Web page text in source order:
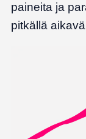
paineita ja
pitkällä